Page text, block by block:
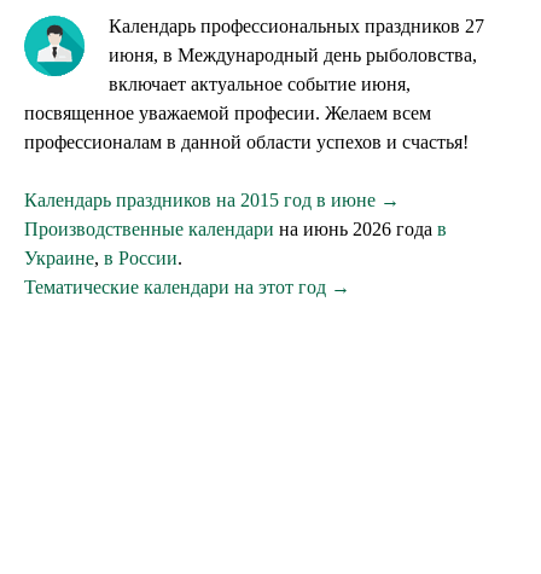
Календарь профессиональных праздников 27
июня, в Международный день рыболовства,
включает актуальное событие июня,
посвященное уважаемой професии. Желаем всем
профессионалам в данной области успехов и счастья!
Календарь праздников на 2015 год в июне →
Производственные календари на июнь 2026 года в
Украине, в России.
Тематические календари на этот год →